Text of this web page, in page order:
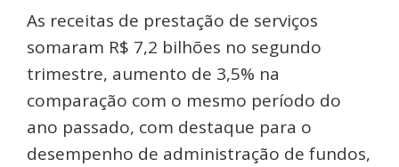
As receitas de prestação de serviços
somaram R$ 7,2 bilhões no segundo
trimestre, aumento de 3,5% na
comparação com o mesmo período do
ano passado, com destaque para o
desempenho de administração de fundos,